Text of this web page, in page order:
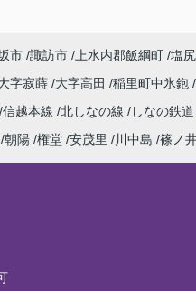
市 諏訪市 上水内郡飯綱町 塩
字寂蒔 大字高田 稲里町中氷鉋
信越本線 北しなの線 しなの鉄道
朝陽 権堂 安茂里 川中島 篠ノ